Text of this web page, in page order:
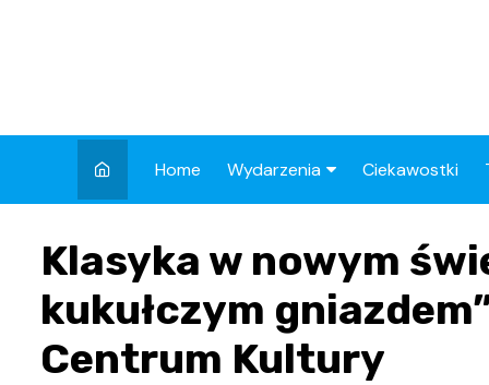
Home Wydarzenia
Wypadek
Drogi
Aktualności
Ciekawostki
Klasyka w nowym
kukułczym
Centrum Kultury